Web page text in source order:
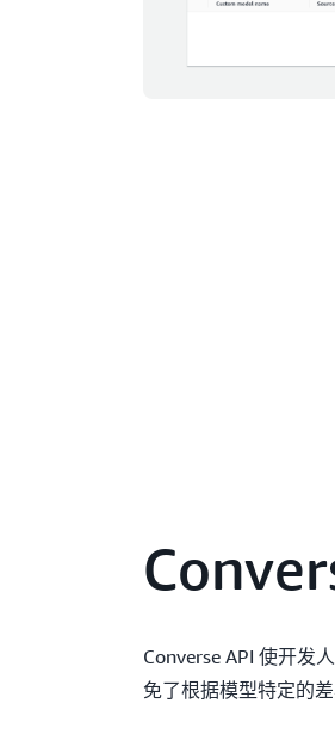
Converse API 使开发
免了根据模型特定的